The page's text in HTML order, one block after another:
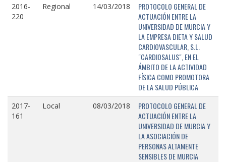
2016-
220
Regional 14/03/2018
PROTOCOLO GENERAL DE
ACTUACIÓN ENTRE LA
UNIVERSIDAD DE MURCIA Y
LA EMPRESA DIETA Y SALUD
CARDIOVASCULAR, S.L.
"CARDIOSALUS", EN EL
ÁMBITO DE LA ACTIVIDAD
FÍSICA COMO PROMOTORA
DE LA SALUD PÚBLICA
2017-
161
Local 08/03/2018
PROTOCOLO GENERAL DE
ACTUACIÓN ENTRE LA
UNIVERSIDAD DE MURCIA Y
LA ASOCIACIÓN DE
PERSONAS ALTAMENTE
SENSIBLES DE MURCIA